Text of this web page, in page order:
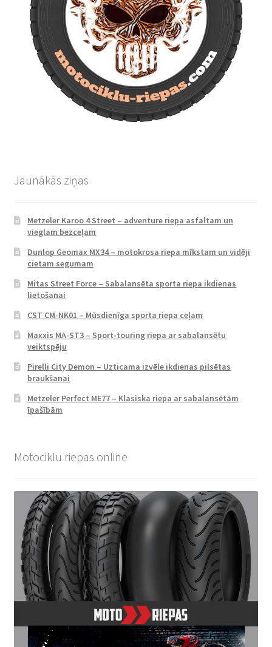
Jaunākās ziņas
Metzeler Karoo 4 Street – adventure riepa asfaltam un
vieglam bezceļam
Dunlop Geomax MX34 – motokrosa riepa mīkstam un vidēji
cietam segumam
Mitas Street Force – Sabalansēta sporta riepa ikdienas
lietošanai
CST CM-NK01 – Mūsdienīga sporta riepa ceļam
Maxxis MA-ST3 – Sport-touring riepa ar sabalansētu
veiktspēju
Pirelli City Demon – Uzticama izvēle ikdienas pilsētas
braukšanai
Metzeler Perfect ME77 – Klasiska riepa ar sabalansētām
īpašībām
Motociklu riepas online